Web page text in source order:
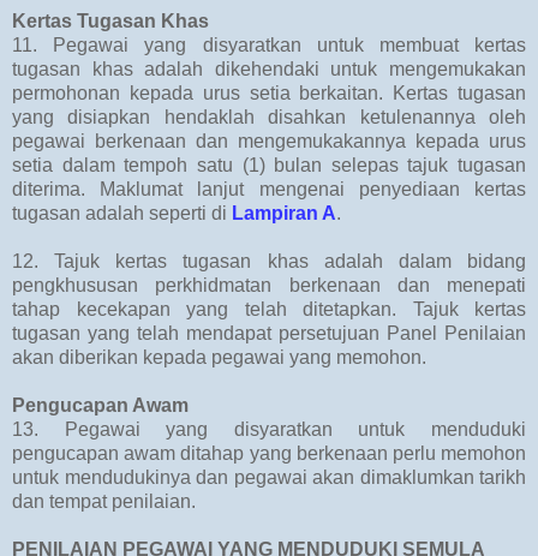
Kertas Tugasan Khas
11. Pegawai yang disyaratkan untuk membuat kertas
tugasan khas adalah dikehendaki untuk mengemukakan
permohonan kepada urus setia berkaitan. Kertas tugasan
yang disiapkan hendaklah disahkan ketulenannya oleh
pegawai berkenaan dan mengemukakannya kepada urus
setia dalam tempoh satu (1) bulan selepas tajuk tugasan
diterima. Maklumat lanjut mengenai penyediaan kertas
tugasan adalah seperti di Lampiran A.
12. Tajuk kertas tugasan khas adalah dalam bidang
pengkhususan perkhidmatan berkenaan dan menepati
tahap kecekapan yang telah ditetapkan. Tajuk kertas
tugasan yang telah mendapat persetujuan Panel Penilaian
akan diberikan kepada pegawai yang memohon.
Pengucapan Awam
13. Pegawai yang disyaratkan untuk menduduki
pengucapan awam ditahap yang berkenaan perlu memohon
untuk mendudukinya dan pegawai akan dimaklumkan tarikh
dan tempat penilaian.
PENILAIAN PEGAWAI YANG MENDUDUKI SEMULA